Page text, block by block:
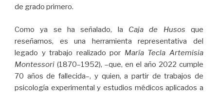
de grado primero.
Como ya se ha señalado, la Caja de Husos que
reseñamos, es una herramienta representativa del
legado y trabajo realizado por María Tecla Artemisia
Montessori (1870–1952), –que, en el año 2022 cumple
70 años de fallecida–, y quien, a partir de trabajos de
psicología experimental y estudios médicos aplicados a